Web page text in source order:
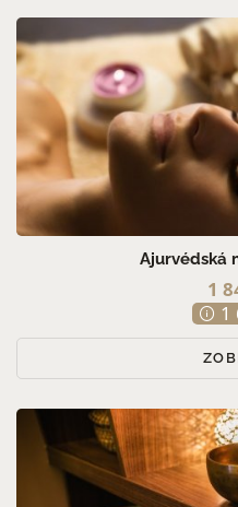
Ajurvédská
1
1